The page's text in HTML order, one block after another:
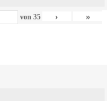
von 35 › »